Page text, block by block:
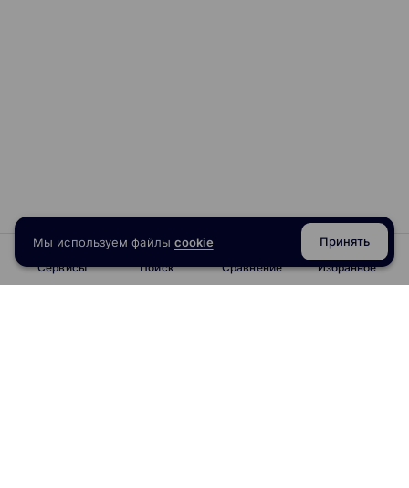
Сервисы Поиск Сравнение Избранное
Мы используем файлы cookie Принять